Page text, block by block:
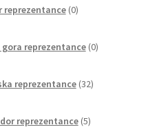
reprezentance 0izdelkov
gora reprezentance 0izdelkov
reprezentance 32izdelkov
reprezentance 5izdelkov